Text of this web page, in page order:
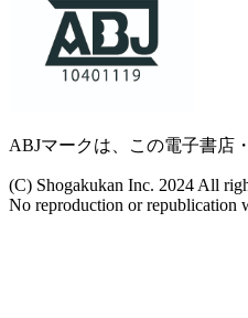
ABJマークは、この電子書店
(C) Shogakukan Inc. 2024 All
No reproduction or republication